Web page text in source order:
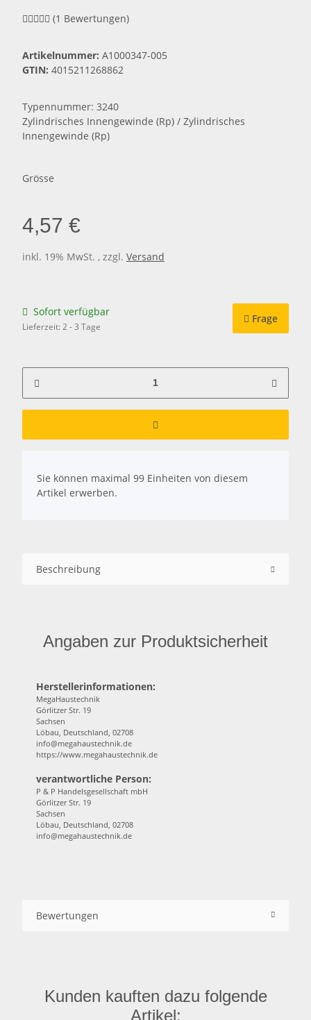
(1 Bewertungen)
Artikelnummer: A1000347-005
GTIN: 4015211268862
Typennummer: 3240
Zylindrisches Innengewinde (Rp) / Zylindrisches
Innengewinde (Rp)
Grösse
4,57 €
inkl. 19% MwSt. , zzgl. Versand
Sofort verfügbar
Lieferzeit: 2 - 3 Tage
Frage
Sie können maximal 99 Einheiten von diesem
Artikel erwerben.
Beschreibung
Angaben zur Produktsicherheit
Herstellerinformationen:
MegaHaustechnik
Görlitzer Str. 19
Sachsen
Löbau, Deutschland, 02708
info@megahaustechnik.de
https://www.megahaustechnik.de
verantwortliche Person:
P & P Handelsgesellschaft mbH
Görlitzer Str. 19
Sachsen
Löbau, Deutschland, 02708
info@megahaustechnik.de
Bewertungen
Kunden kauften dazu folgende
Artikel: